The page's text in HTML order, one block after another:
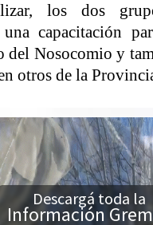
los dos
capacitación
del Nosocomio y
otros de la
Descargá toda la
Información